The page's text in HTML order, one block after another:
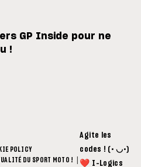
GP Inside pour ne
!
POLICY
DU SPORT MOTO ! |
Agite les
codes ! (• ◡•)
❤ I-Logics